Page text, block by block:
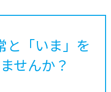
と「いま」を
せんか？